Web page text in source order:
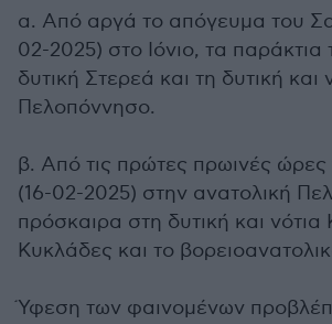
α. Από αργά το απόγευμα του
02-2025) στο Ιόνιο, τα παράκτια
δυτική Στερεά και τη δυτική και
Πελοπόννησο.
β. Από τις πρώτες πρωινές ώρες
(16-02-2025) στην ανατολική
πρόσκαιρα στη δυτική και νότια
Κυκλάδες και το
Ύφεση των φαινομένων